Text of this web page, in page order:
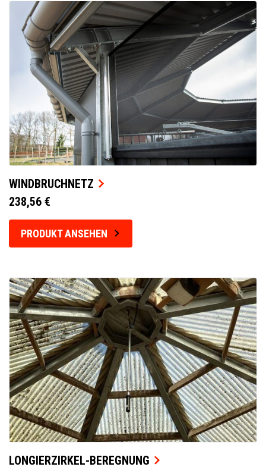
WINDBRUCHNETZ
238,56 €
PRODUKT ANSEHEN
LONGIERZIRKEL-BEREGNUNG